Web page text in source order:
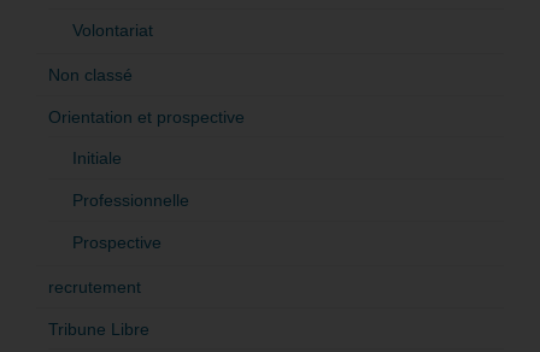
Volontariat
Non classé
Orientation et prospective
Initiale
Professionnelle
Prospective
recrutement
Tribune Libre